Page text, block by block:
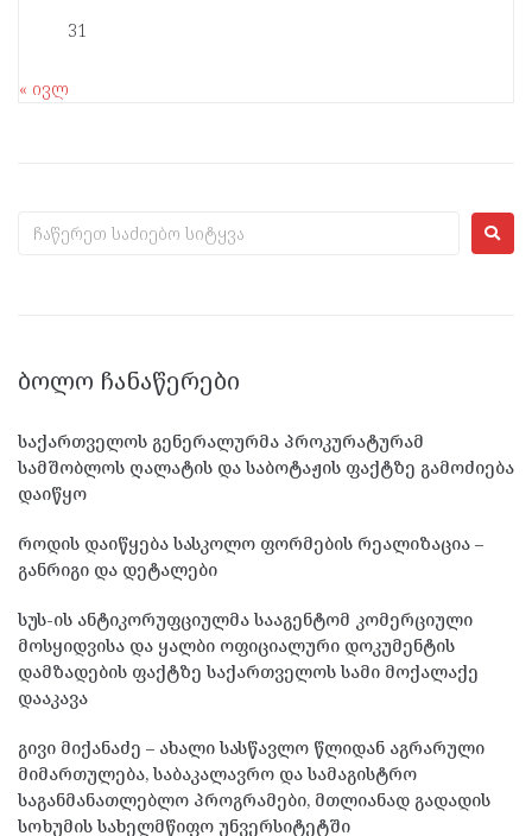
31
« ივლ
ᲑᲝᲚᲝ ᲩᲐᲜᲐᲬᲔᲠᲔᲑᲘ
საქართველოს გენერალურმა პროკურატურამ
სამშობლოს ღალატის და საბოტაჟის ფაქტზე გამოძიება
დაიწყო
როდის დაიწყება სასკოლო ფორმების რეალიზაცია –
განრიგი და დეტალები
სუს-ის ანტიკორუფციულმა სააგენტომ კომერციული
მოსყიდვისა და ყალბი ოფიციალური დოკუმენტის
დამზადების ფაქტზე საქართველოს სამი მოქალაქე
დააკავა
გივი მიქანაძე – ახალი სასწავლო წლიდან აგრარული
მიმართულება, საბაკალავრო და სამაგისტრო
საგანმანათლებლო პროგრამები, მთლიანად გადადის
სოხუმის სახელმწიფო უნვერსიტეტში